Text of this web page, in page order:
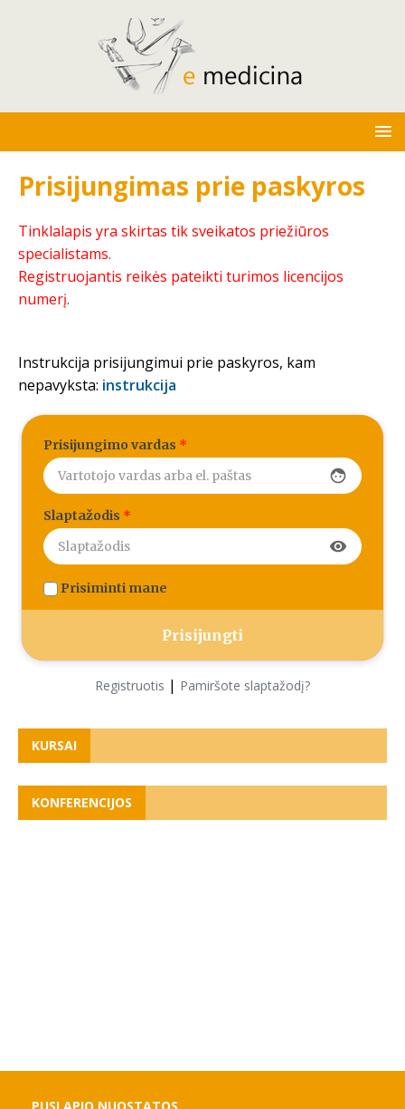
Prisijungimas prie paskyros
Tinklalapis yra skirtas tik sveikatos priežiūros
specialistams.
Registruojantis reikės pateikti turimos licencijos
numerį.
Instrukcija prisijungimui prie paskyros, kam
nepavyksta: instrukcija
Prisijungimo vardas *
face
Slaptažodis *
visibility
Prisiminti mane
Registruotis | Pamiršote slaptažodį?
KURSAI
KONFERENCIJOS